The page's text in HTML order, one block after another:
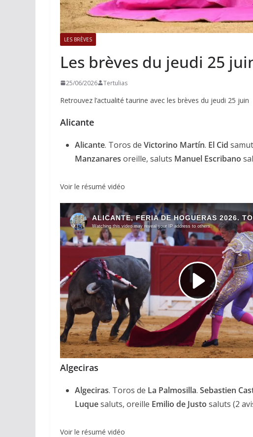
LES BRÈVES
Les brèves du jeudi 25
25/06/2026 Tertulias
Retrouvez l’actualité taurine avec les brèves du jeudi 25 juin
Alicante
Alicante. Toros de Victorino Martín. El Cid
Manzanares oreille, saluts Manuel Escribano
Voir le résumé vidéo
Algeciras
Algeciras. Toros de La Palmosilla. Sebastien
Luquesaluts, oreille Emilio de Justo saluts (2
Voir le résumé vidéo
CHRONIQUES TAURINES 2026